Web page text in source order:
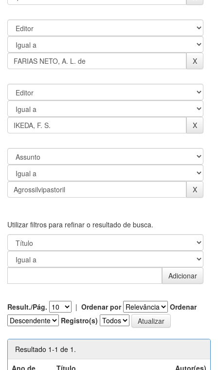
Utilizar filtros para refinar o resultado de busca.
Result./Pág. | Ordenar por
Ordenar
Registro(s)
Resultado 1-1 de 1.
Ano de
Título Autor(es)